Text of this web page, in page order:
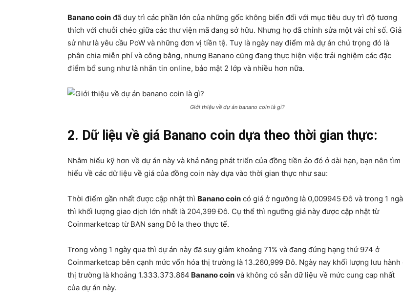
Banano coin đã duy trì các phần lớn của những gốc không biến đổi với mục tiêu duy trì độ tương
thích với chuỗi chéo giữa các thư viện mã đang sở hữu. Nhưng họ đã chỉnh sửa một vài chỉ số. Giả
sử như là yêu cầu PoW và những đơn vị tiền tệ. Tuy là ngày nay điểm mà dự án chú trọng đó là
phân chia miễn phí và công bằng, nhưng Banano cũng đang thực hiện việc trải nghiệm các đặc
điểm bổ sung như là nhắn tin online, bảo mật 2 lớp và nhiều hơn nữa.
Giới thiệu về dự án banano coin là gì?
2. Dữ liệu về giá Banano coin dựa theo thời gian thực:
Nhằm hiểu kỹ hơn về dự án này và khả năng phát triển của đồng tiền ảo đó ở dài hạn, bạn nên tìm
hiểu về các dữ liệu về giá của đồng coin này dựa vào thời gian thực như sau:
Thời điểm gần nhất được cập nhật thì Banano coin có giá ở ngưỡng là 0,009945 Đô và trong 1
thì khối lượng giao dịch lớn nhất là 204,399 Đô. Cụ thể thì ngưỡng giá này được cập nhật từ
Coinmarketcap từ BAN sang Đô la theo thực tế.
Trong vòng 1 ngày qua thì dự án này đã suy giảm khoảng 71% và đang đứng hạng thứ 974 ở
Coinmarketcap bên cạnh mức vốn hóa thị trường là 13.260,999 Đô. Ngày nay khối lượng lưu hành
thị trường là khoảng 1.333.373.864 Banano coin và không có sẵn dữ liệu về mức cung cap nhất
của dự án này.